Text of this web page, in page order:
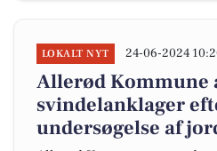
LOKALT NYT 24-06-2024
Allerød Kommune
svindelanklager
undersøgelse af